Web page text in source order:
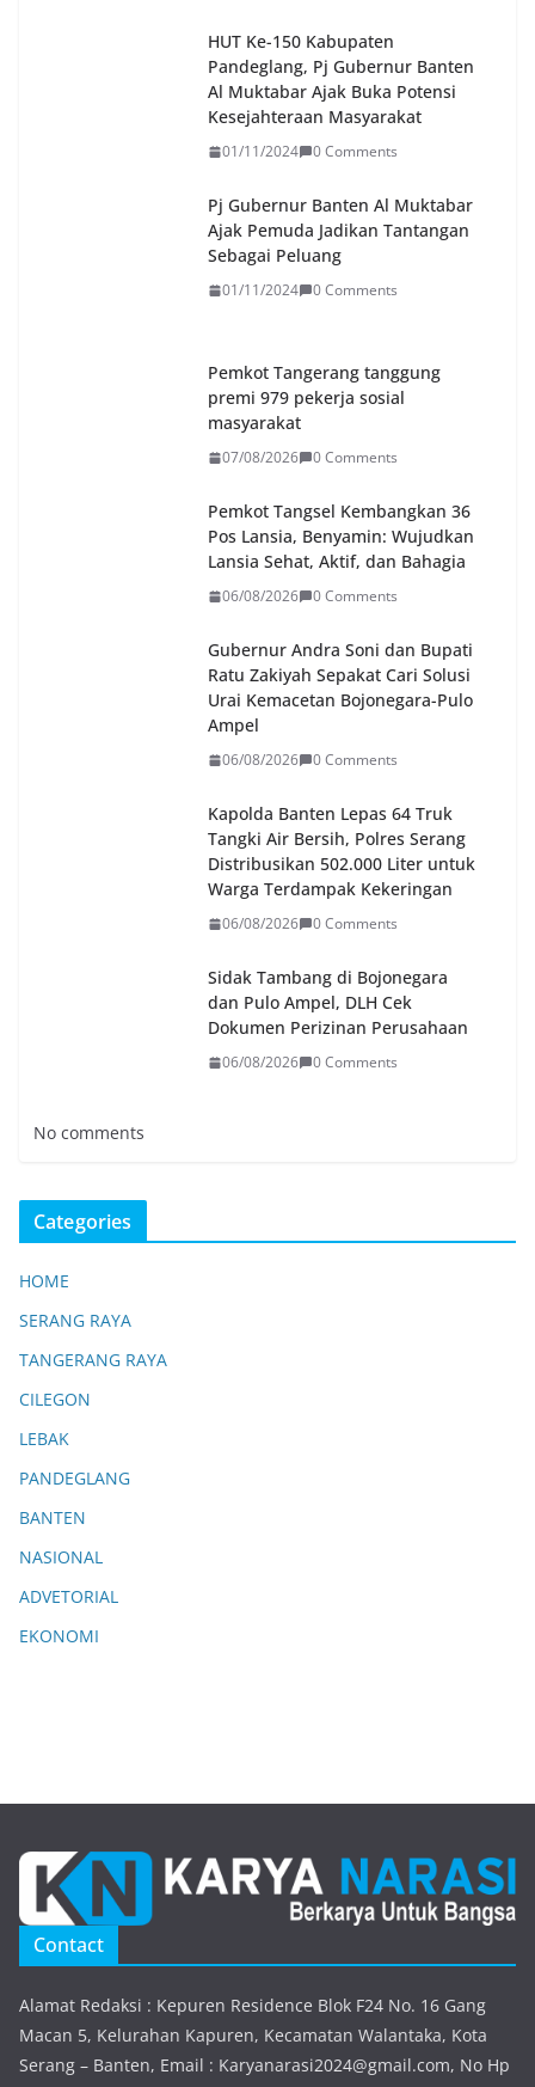
HUT Ke-150 Kabupaten
Pandeglang, Pj Gubernur Banten
Al Muktabar Ajak Buka Potensi
Kesejahteraan Masyarakat
01/11/2024 0 Comments
Pj Gubernur Banten Al Muktabar
Ajak Pemuda Jadikan Tantangan
Sebagai Peluang
01/11/2024 0 Comments
Pemkot Tangerang tanggung
premi 979 pekerja sosial
masyarakat
07/08/2026 0 Comments
Pemkot Tangsel Kembangkan 36
Pos Lansia, Benyamin: Wujudkan
Lansia Sehat, Aktif, dan Bahagia
06/08/2026 0 Comments
Gubernur Andra Soni dan Bupati
Ratu Zakiyah Sepakat Cari Solusi
Urai Kemacetan Bojonegara-Pulo
Ampel
06/08/2026 0 Comments
Kapolda Banten Lepas 64 Truk
Tangki Air Bersih, Polres Serang
Distribusikan 502.000 Liter untuk
Warga Terdampak Kekeringan
06/08/2026 0 Comments
Sidak Tambang di Bojonegara
dan Pulo Ampel, DLH Cek
Dokumen Perizinan Perusahaan
06/08/2026 0 Comments
No comments
Categories
HOME
SERANG RAYA
TANGERANG RAYA
CILEGON
LEBAK
PANDEGLANG
BANTEN
NASIONAL
ADVETORIAL
EKONOMI
Contact
Alamat Redaksi : Kepuren Residence Blok F24 No. 16 Gang
Macan 5, Kelurahan Kapuren, Kecamatan Walantaka, Kota
Serang – Banten, Email : Karyanarasi2024@gmail.com, No Hp